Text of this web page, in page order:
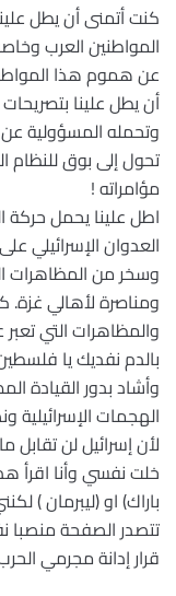
كنت أتمنى أن يطل
المواطنين العرب
عن هموم هذا
أن يطل علينا
وتحمله المسؤولية
تحول إلى بوق للنظام
مؤامراته !
اطل علينا يحمل
العدوان الإسرائيلي
وسخر من المظاهرات
ومناصرة لأهالي غزة.
والمظاهرات التي
بالدم نفديك يا
وأشاد بدور القيادة
الهجمات
لأن إسرائيل لن تقابل
خلت نفسي وأنا اقرأ
باراك) او (ليبرمان )
تتصدر الصفحة
قرار إدانة مجرمي